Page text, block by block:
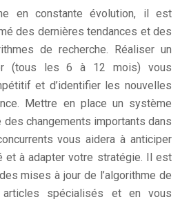
en constante évolution, il est
des dernières tendances et des
de recherche. Réaliser un
(tous les 6 à 12 mois) vous
et d’identifier les nouvelles
Mettre en place un système
des changements importants dans
vous aidera à anticiper
et à adapter votre stratégie. Il est
mises à jour de l’algorithme de
spécialisés et en vous